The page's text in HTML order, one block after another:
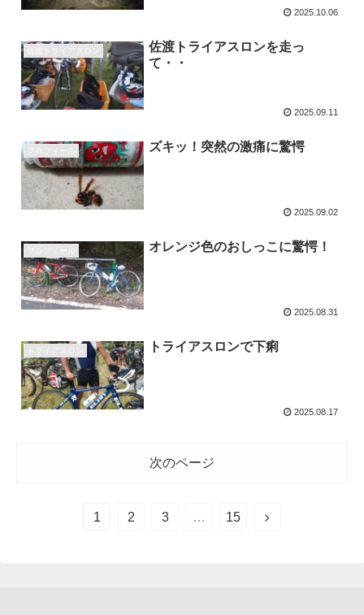
2025.10.06
佐渡トライアスロン
佐渡トライアスロンを走っ
て・・
2025.09.11
ズキッ！突然の激痛に驚愕
2025.09.02
オレンジ色のおしっこに驚愕！
2025.08.31
トライアスロンで下痢
2025.08.17
次のページ
1 2 3 … 15